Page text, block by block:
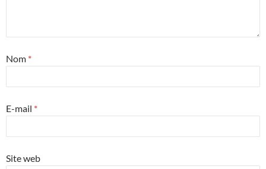
Nom *
E-mail *
Site web